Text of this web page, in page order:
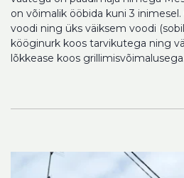
on võimalik ööbida kuni 3
voodi ning üks väiksem voodi
kööginurk koos tarvikutega ning
lõkkease koos grillimisvõimalusega.